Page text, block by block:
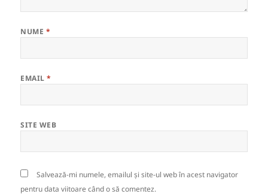
NUME *
EMAIL*
SITE WEB
Salvează-mi numele, emailul și site-ul web în acest navigator
pentru data viitoare când o să comentez.